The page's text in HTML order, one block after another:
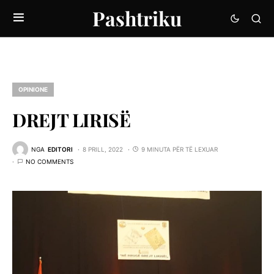
Pashtriku
OPINIONE
DREJT LIRISË
NGA EDITORI 8 PRILL, 2022
9 MINUTA PËR TË LEXUAR
NO COMMENTS